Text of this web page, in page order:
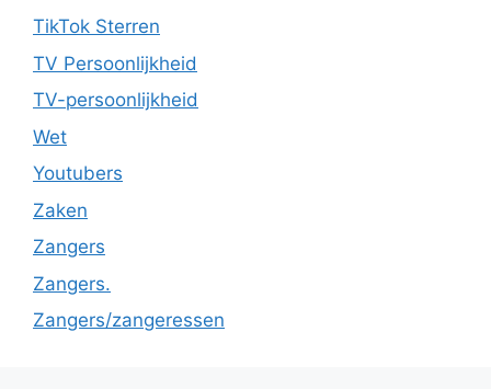
TikTok Sterren
TV Persoonlijkheid
TV-persoonlijkheid
Wet
Youtubers
Zaken
Zangers
Zangers.
Zangers/zangeressen